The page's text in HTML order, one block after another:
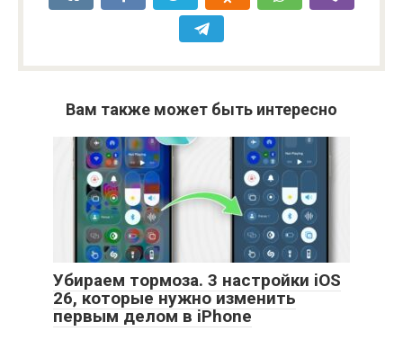
Вам также может быть интересно
Убираем тормоза. 3 настройки iOS
26, которые нужно изменить
первым делом в iPhone